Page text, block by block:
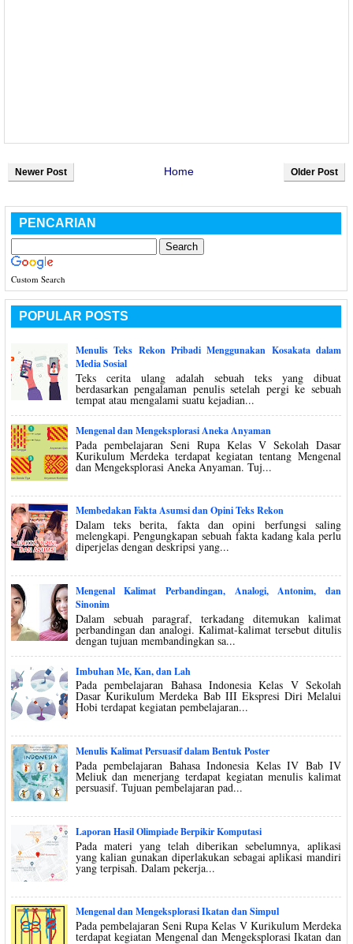
Newer Post Older Post
Home
PENCARIAN
Custom Search
POPULAR POSTS
Menulis Teks Rekon Pribadi Menggunakan Kosakata dalam
Media Sosial
Teks cerita ulang adalah sebuah teks yang dibuat
berdasarkan pengalaman penulis setelah pergi ke sebuah
tempat atau mengalami suatu kejadian...
Mengenal dan Mengeksplorasi Aneka Anyaman
Pada pembelajaran Seni Rupa Kelas V Sekolah Dasar
Kurikulum Merdeka terdapat kegiatan tentang Mengenal
dan Mengeksplorasi Aneka Anyaman. Tuj...
Membedakan Fakta Asumsi dan Opini Teks Rekon
Dalam teks berita, fakta dan opini berfungsi saling
melengkapi. Pengungkapan sebuah fakta kadang kala perlu
diperjelas dengan deskripsi yang...
Mengenal Kalimat Perbandingan, Analogi, Antonim, dan
Sinonim
Dalam sebuah paragraf, terkadang ditemukan kalimat
perbandingan dan analogi. Kalimat-kalimat tersebut ditulis
dengan tujuan membandingkan sa...
Imbuhan Me, Kan, dan Lah
Pada pembelajaran Bahasa Indonesia Kelas V Sekolah
Dasar Kurikulum Merdeka Bab III Ekspresi Diri Melalui
Hobi terdapat kegiatan pembelajaran...
Menulis Kalimat Persuasif dalam Bentuk Poster
Pada pembelajaran Bahasa Indonesia Kelas IV Bab IV
Meliuk dan menerjang terdapat kegiatan menulis kalimat
persuasif. Tujuan pembelajaran pad...
Laporan Hasil Olimpiade Berpikir Komputasi
Pada materi yang telah diberikan sebelumnya, aplikasi
yang kalian gunakan diperlakukan sebagai aplikasi mandiri
yang terpisah. Dalam pekerja...
Mengenal dan Mengeksplorasi Ikatan dan Simpul
Pada pembelajaran Seni Rupa Kelas V Kurikulum Merdeka
terdapat kegiatan Mengenal dan Mengeksplorasi Ikatan dan